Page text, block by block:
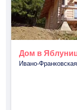
Дом в
Ивано-